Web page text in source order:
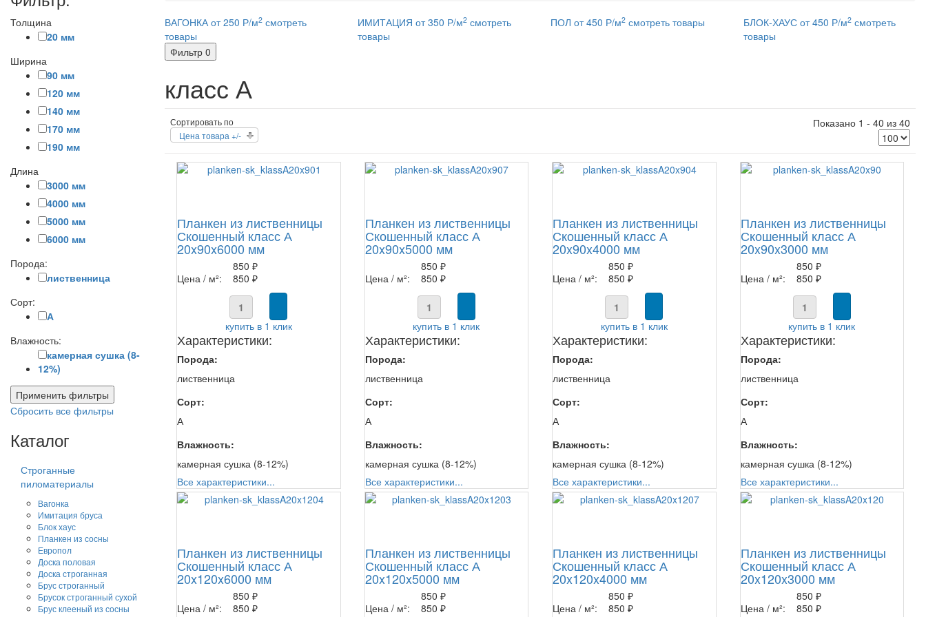
ВАГОНКА от 250 Р/м2 смотреть
товары
ИМИТАЦИЯ от 350 Р/м2 смотреть
товары
ПОЛ от 450 Р/м2 смотреть товары БЛОК-ХАУС от 450 Р/м2 смотреть
товары
Фильтр 0
класс А
Сортировать по
Цена товара +/-
Показано 1 - 40 из 40
Планкен из лиственницы
Скошенный класс А
20x90x6000 мм
850 ₽
Цена / м²:
850 ₽
купить в 1 клик
Характеристики:
Порода:
лиственница
Сорт:
А
Влажность:
камерная сушка (8-12%)
Все характеристики...
Планкен из лиственницы
Скошенный класс А
20x90x5000 мм
850 ₽
Цена / м²:
850 ₽
купить в 1 клик
Характеристики:
Порода:
лиственница
Сорт:
А
Влажность:
камерная сушка (8-12%)
Все характеристики...
Планкен из лиственницы
Скошенный класс А
20x90x4000 мм
850 ₽
Цена / м²:
850 ₽
купить в 1 клик
Характеристики:
Порода:
лиственница
Сорт:
А
Влажность:
камерная сушка (8-12%)
Все характеристики...
Планкен из лиственницы
Скошенный класс А
20x90x3000 мм
850 ₽
Цена / м²:
850 ₽
купить в 1 клик
Характеристики:
Порода:
лиственница
Сорт:
А
Влажность:
камерная сушка (8-12%)
Все характеристики...
Планкен из лиственницы
Скошенный класс А
20x120x6000 мм
850 ₽
Цена / м²:
850 ₽
Планкен из лиственницы
Скошенный класс А
20x120x5000 мм
850 ₽
Цена / м²:
850 ₽
Планкен из лиственницы
Скошенный класс А
20x120x4000 мм
850 ₽
Цена / м²:
850 ₽
Планкен из лиственницы
Скошенный класс А
20x120x3000 мм
850 ₽
Цена / м²:
850 ₽
Толщина
20 мм
Ширина
90 мм
120 мм
140 мм
170 мм
190 мм
Длина
3000 мм
4000 мм
5000 мм
6000 мм
Порода:
лиственница
Сорт:
А
Влажность:
камерная сушка (8-
12%)
Применить фильтры
Сбросить все фильтры
Каталог
Строганные
пиломатериалы
Вагонка
Имитация бруса
Блок хаус
Планкен из сосны
Европол
Доска половая
Доска строганная
Брус строганный
Брусок строганный сухой
Брус клееный из сосны